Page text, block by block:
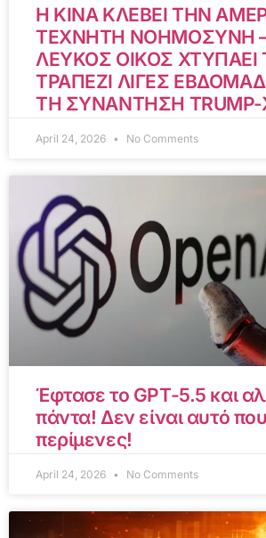
Η ΚΙΝΑ ΚΛΕΒΕΙ ΤΗΝ
ΤΕΧΝΗΤΗ ΝΟΗΜΟΣΥΝΗ
ΛΕΥΚΟΣ ΟΙΚΟΣ ΧΤΥΠΑΕΙ
ΤΡΑΠΕΖΙ ΛΙΓΕΣ
ΤΗ ΣΥΝΑΝΤΗΣΗ TRUMP-
April 24, 2026 No Comments
Έφτασε το GPT-5.5 και
πάντα! Δεν είναι αυτό που
περίμενες!
April 24, 2026 No Comments